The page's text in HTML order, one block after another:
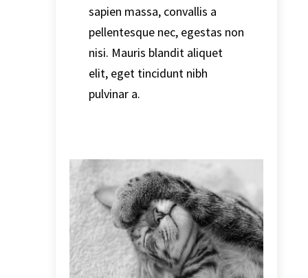
sapien massa, convallis a
pellentesque nec, egestas non
nisi. Mauris blandit aliquet
elit, eget tincidunt nibh
pulvinar a.